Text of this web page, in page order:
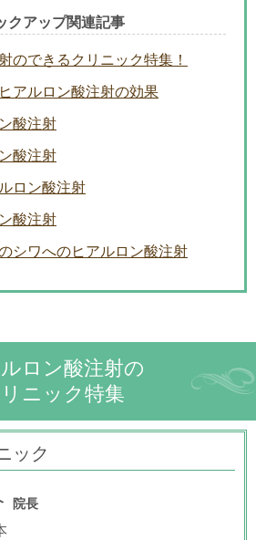
クアップ関連記事
のできるクリニック特集！
アルロン酸注射の効果
酸注射
酸注射
ロン酸注射
酸注射
シワへのヒアルロン酸注射
ロン酸注射の
ニック特集
ック
院長